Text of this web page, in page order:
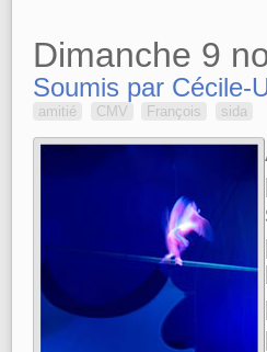
Dimanche 9
Soumis par Cécile-
amitié CMV François sida